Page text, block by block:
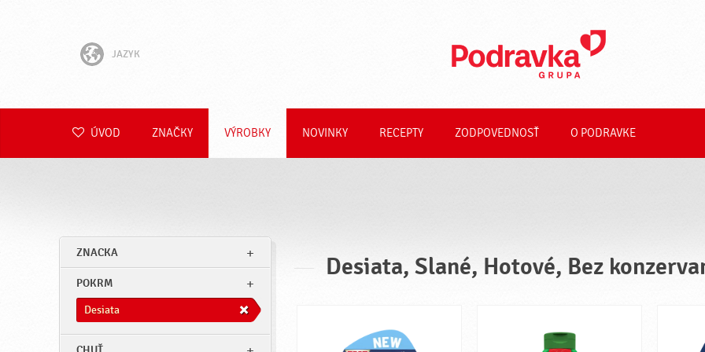
JAZYK
Hrvatski
Română
Deutsch
ÚVOD ZNAČKY VÝROBKY NOVINKY RECEPTY ZODPOVEDNOSŤ O PODRAVKE
ZNACKA
POKRM
Desiata
Desiata, Slané, Hotové, Bez